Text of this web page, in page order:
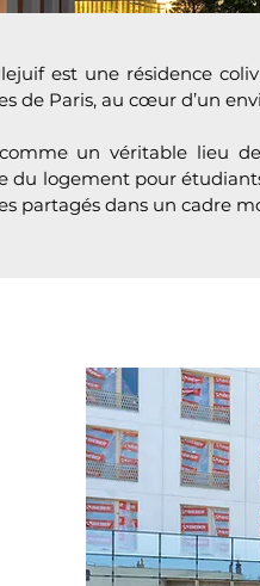
est une résidence
de Paris, au cœur d’un
un véritable lieu
du logement pour
partagés dans un cadre